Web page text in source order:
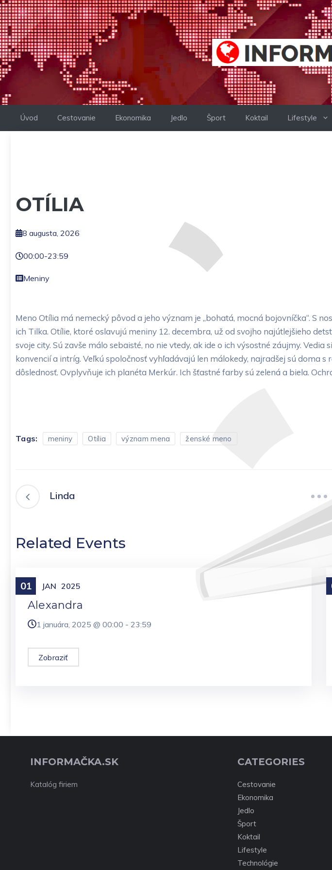
Preskočiť
na
obsah
Úvod Cestovanie Ekonomika Jedlo Šport Koktail Lifestyle
OTÍLIA
8 augusta, 2026
00:00-23:59
Meniny
Meno Otília má nemecký pôvod a jeho význam je „bohatá, mocná bojovníčka“. S
ich Tilka. Otílie, ktoré oslavujú meniny 12. decembra, už od svojho najútlejšieho
svoje city. Sú zavše málo sebaisté, no nie vtedy, ak ide o ich výsostné záujmy.
konvencií a intríg. Veľkú spoločnosť vyhľadávajú len málokedy, najradšej sú doma
dôslednosť. Ovplyvňuje ich planéta Merkúr. Ich šťastné farby sú zelená a biela.
Tags: meniny Otília význam mena ženské meno
Linda
Related Events
01 JAN 2025
Meniny
Alexandra
1 januára, 2025 @ 00:00 - 23:59
Zobraziť
INFORMAČKA.SK
Katalóg firiem
CATEGORIES
Cestovanie
Ekonomika
Jedlo
Šport
Koktail
Lifestyle
Technológie